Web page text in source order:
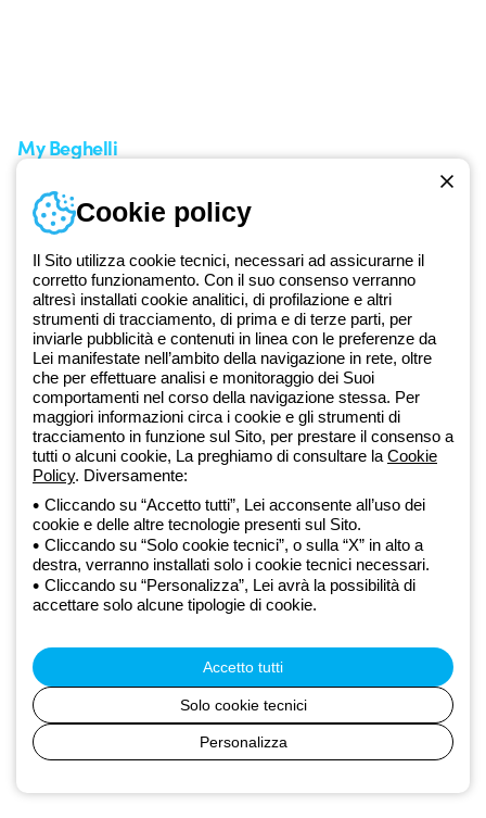
Dal 2025 Beghelli è parte del Gruppo GEWISS, all’interno
dell’ecosistema GEWISS LightZone, dove realizziamo soluzioni di
illuminazione integrate che trasformano la complessità in semplicità,
supportando professionisti e utenti finali nella realizzazione dei loro
bisogni.Scopri di più su GEWISS
My Beghelli
Accedi o registrati
Formazione
Documentazione e software
Iscriviti alla newsletter
Privacy Policy
Cookie policy
Condizioni di vendita
Tutte le policy
Accessibilità
direzione e coordinamento di Gewiss S.p.A. - R.I. Bologna e C.F.
03829720378 - P.IVA (IT) 00666341201 - REA BO-319364 - Cap.
Soc. 10.000.000 EUR i.v.
Cookie policy
Il Sito utilizza cookie tecnici, necessari ad assicurarne il
corretto funzionamento. Con il suo consenso verranno
altresì installati cookie analitici, di profilazione e altri
strumenti di tracciamento, di prima e di terze parti, per
inviarle pubblicità e contenuti in linea con le preferenze da
Lei manifestate nell’ambito della navigazione in rete, oltre
che per effettuare analisi e monitoraggio dei Suoi
comportamenti nel corso della navigazione stessa. Per
maggiori informazioni circa i cookie e gli strumenti di
tracciamento in funzione sul Sito, per prestare il consenso a
tutti o alcuni cookie, La preghiamo di consultare la Cookie
Policy. Diversamente:
Cliccando su “Accetto tutti”, Lei acconsente all’uso dei
cookie e delle altre tecnologie presenti sul Sito.
Cliccando su “Solo cookie tecnici”, o sulla “X” in alto a
destra, verranno installati solo i cookie tecnici necessari.
Cliccando su “Personalizza”, Lei avrà la possibilità di
accettare solo alcune tipologie di cookie.
Accetto tutti
Solo cookie tecnici
Personalizza